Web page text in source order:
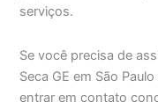
serviços.
Se você precisa de
Seca GE em São
entrar em contato